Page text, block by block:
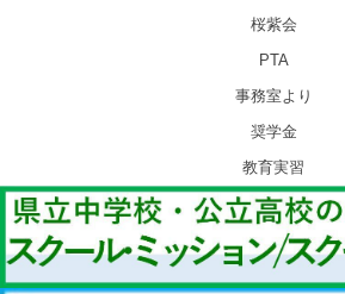
桜紫会
PTA
事務室より
奨学金
教育実習